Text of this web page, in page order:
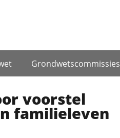
Grondwets­commissies
voorstel
familieleven